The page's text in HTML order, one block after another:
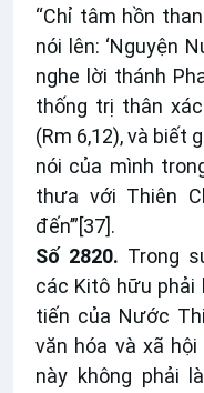
“Chỉ tâm hồn
nói lên: ‘Nguyện
nghe lời thánh
thống trị thân
(Rm 6,12), và biết
nói của mình
thưa với Thiên
đến’”[37].
Số 2820. Trong
các Kitô hữu
tiến của Nước
văn hóa và xã
này không phải